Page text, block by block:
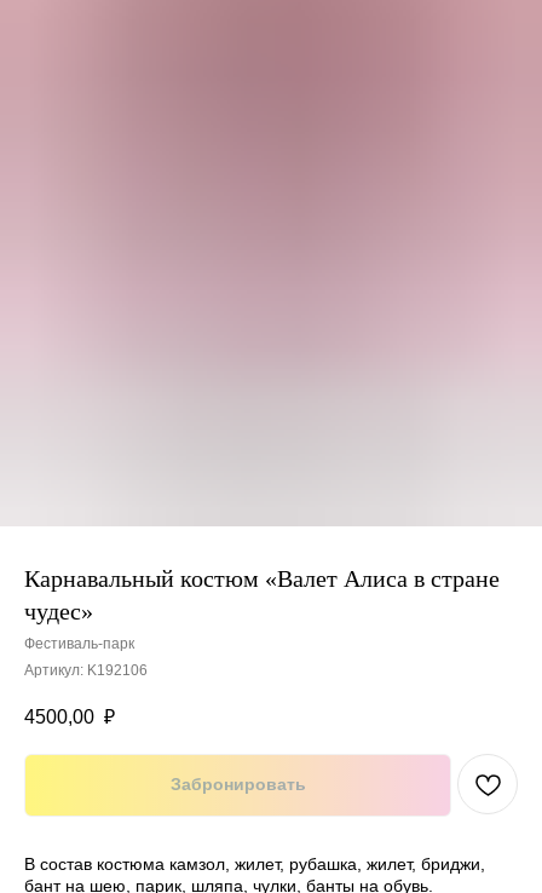
Карнавальный костюм «Валет Алиса в стране
чудес»
Фестиваль-парк
Артикул: K192106
4500,00 ₽
Забронировать
В состав костюма камзол, жилет, рубашка, жилет, бриджи,
бант на шею, парик, шляпа, чулки, банты на обувь.